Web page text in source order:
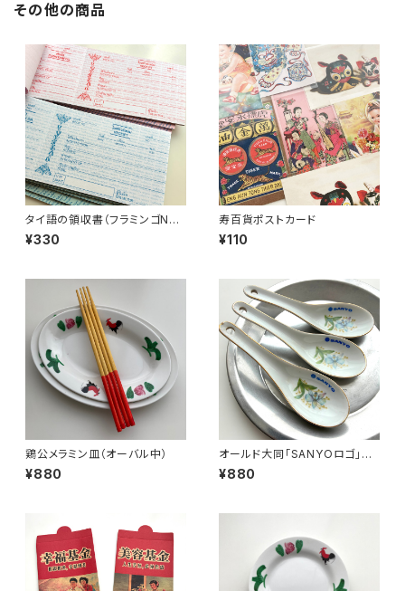
その他の商品
タイ語の領収書（フラミンゴNo.
2）
¥330
寿百貨ポストカード
¥110
鶏公メラミン皿（オーバル中）
¥880
オールド大同「SANYOロゴ」レ
ンゲ
¥880